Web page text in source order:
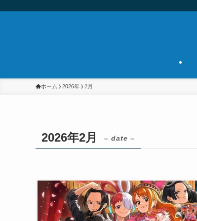
ホーム 2026年 2月
2026年2月 – date –